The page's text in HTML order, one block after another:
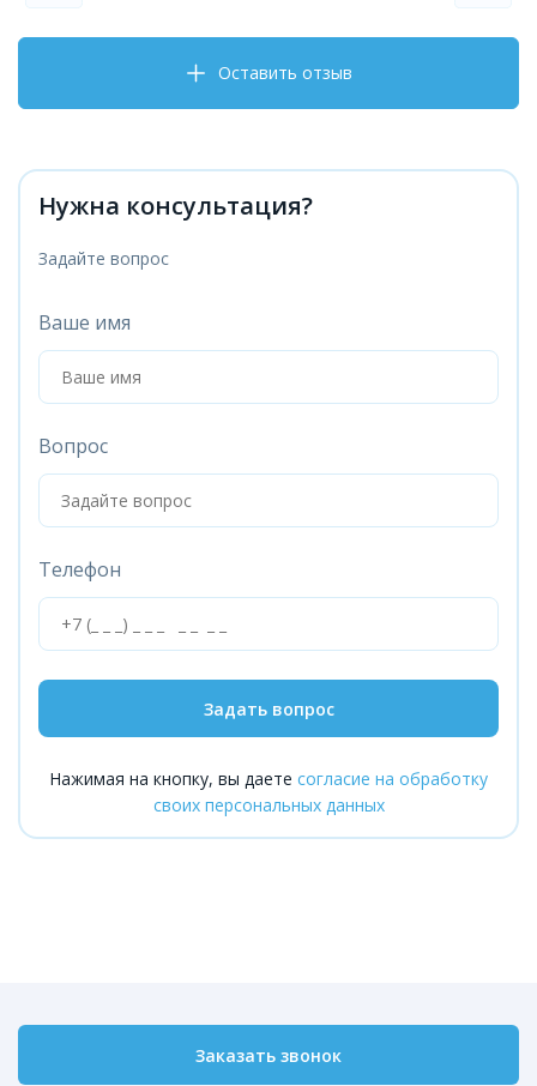
Оставить отзыв
Нужна консультация?
Задайте вопрос
Ваше имя
Вопрос
Телефон
Задать вопрос
Нажимая на кнопку, вы даете согласие на обработку
своих персональных данных
Заказать звонок